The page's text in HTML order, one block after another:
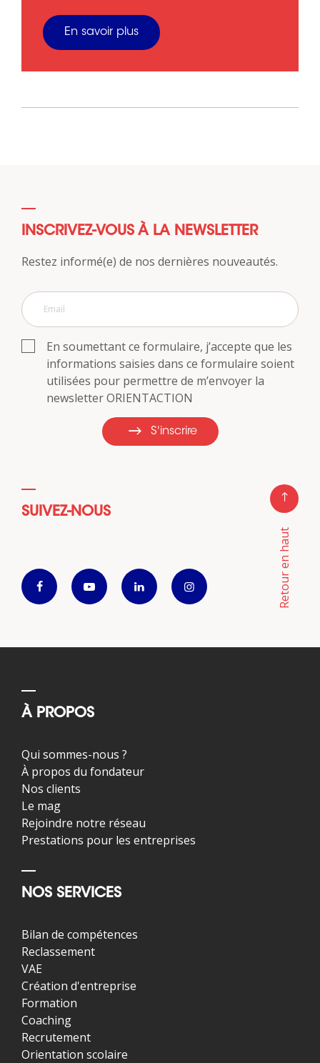
En savoir plus
INSCRIVEZ-VOUS À LA NEWSLETTER
Restez informé(e) de nos dernières nouveautés.
En soumettant ce formulaire, j’accepte que les
informations saisies dans ce formulaire soient
utilisées pour permettre de m’envoyer la
newsletter ORIENTACTION
S'inscrire
SUIVEZ-NOUS
Retour en haut
À PROPOS
Qui sommes-nous ?
À propos du fondateur
Nos clients
Le mag
Rejoindre notre réseau
Prestations pour les entreprises
NOS SERVICES
Bilan de compétences
Reclassement
VAE
Création d'entreprise
Formation
Coaching
Recrutement
Orientation scolaire